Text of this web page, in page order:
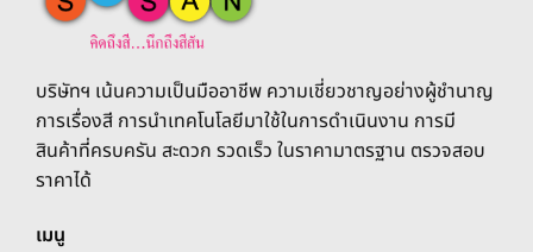
the
product
page
บริษัทฯ เน้นความเป็นมืออาชีพ ความเชี่ยวชาญอย่างผู้ชำนาญ
การเรื่องสี การนำเทคโนโลยีมาใช้ในการดำเนินงาน การมี
สินค้าที่ครบครัน สะดวก รวดเร็ว ในราคามาตรฐาน ตรวจสอบ
ราคาได้
เมนู